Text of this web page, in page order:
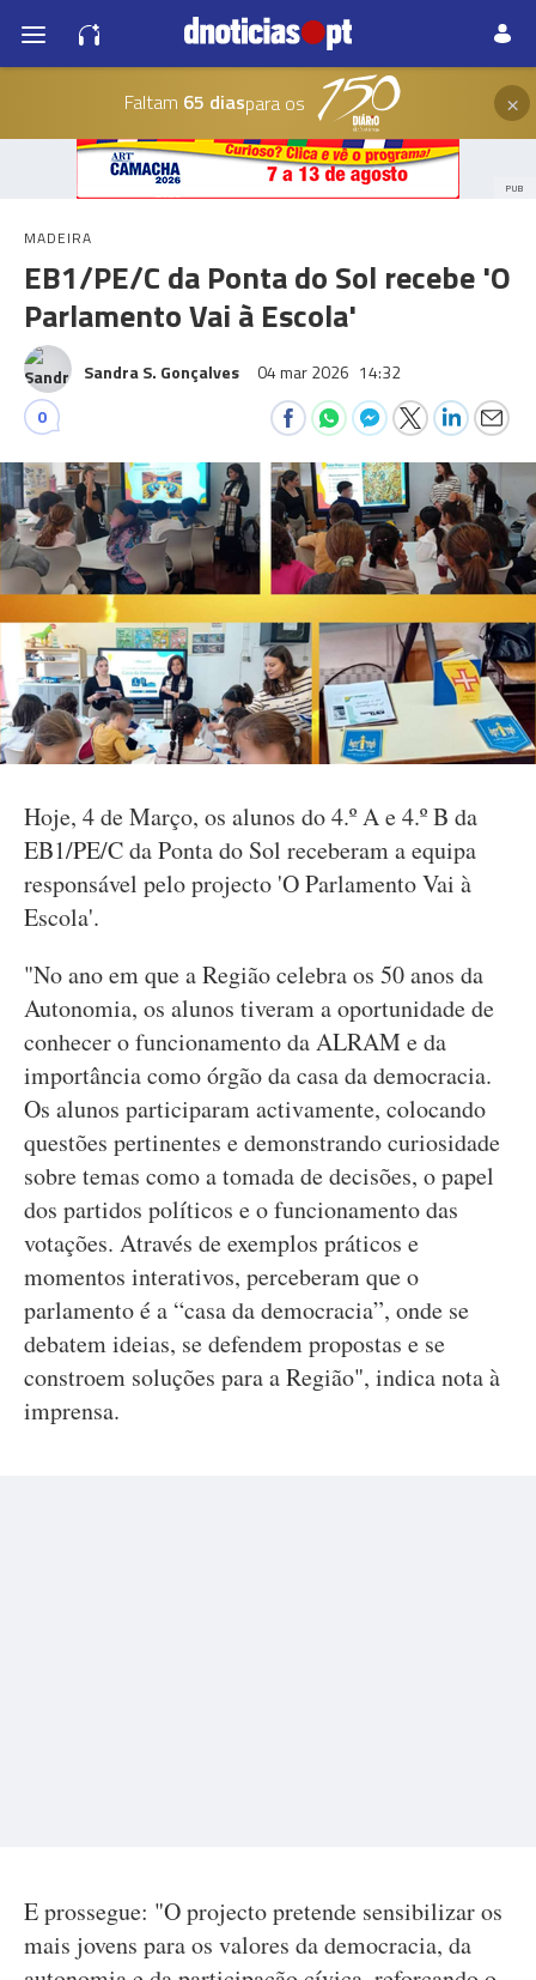
Faltam 65 diaspara os ×
PUB
MADEIRA
EB1/PE/C da Ponta do Sol recebe 'O
Parlamento Vai à Escola'
Sandra S. Gonçalves 04 mar 2026 14:32
0
Hoje, 4 de Março, os alunos do 4.º A e 4.º B da
EB1/PE/C da Ponta do Sol receberam a equipa
responsável pelo projecto 'O Parlamento Vai à
Escola'.
"No ano em que a Região celebra os 50 anos da
Autonomia, os alunos tiveram a oportunidade de
conhecer o funcionamento da ALRAM e da
importância como órgão da casa da democracia.
Os alunos participaram activamente, colocando
questões pertinentes e demonstrando curiosidade
sobre temas como a tomada de decisões, o papel
dos partidos políticos e o funcionamento das
votações. Através de exemplos práticos e
momentos interativos, perceberam que o
parlamento é a “casa da democracia”, onde se
debatem ideias, se defendem propostas e se
constroem soluções para a Região", indica nota à
imprensa.
E prossegue: "O projecto pretende sensibilizar os
mais jovens para os valores da democracia, da